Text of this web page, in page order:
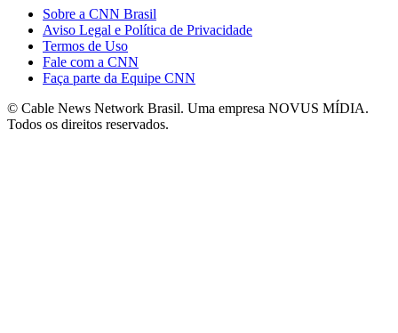
Sobre a CNN Brasil
Aviso Legal e Política de Privacidade
Termos de Uso
Fale com a CNN
Faça parte da Equipe CNN
© Cable News Network Brasil. Uma empresa NOVUS MÍDIA.
Todos os direitos reservados.